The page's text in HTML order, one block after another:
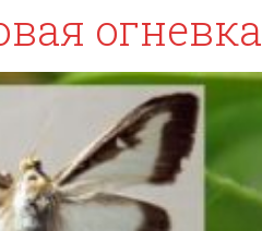
огневка